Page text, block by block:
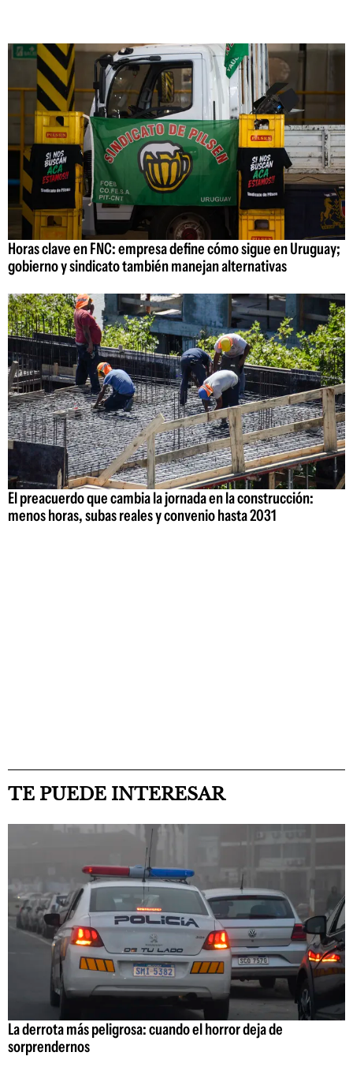
Horas clave en FNC: empresa define cómo sigue en Uruguay;
gobierno y sindicato también manejan alternativas
El preacuerdo que cambia la jornada en la construcción:
menos horas, subas reales y convenio hasta 2031
TE PUEDE INTERESAR
La derrota más peligrosa: cuando el horror deja de
sorprendernos